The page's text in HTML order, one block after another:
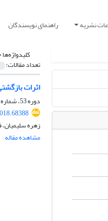
نشریه راهنمای نویسندگان
تعداد مقالات:
اثرات
دوره 53، شماره 4، زمستان 1397، صفحه
زهره
مشاهده مقاله